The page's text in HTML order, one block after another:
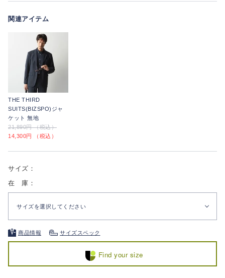
関連アイテム
THE THIRD
SUITS(BIZSPO)ジャ
ケット 無地
21,890円 （税込）
14,300円 （税込）
サイズ：
在 庫：
サイズを選択してください
商品情報 サイズスペック
Find your size